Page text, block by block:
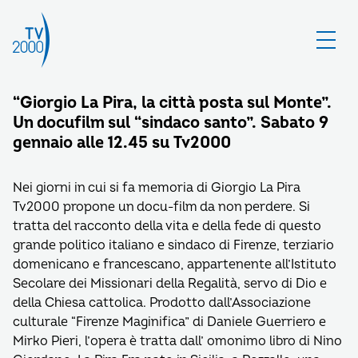
“Giorgio La Pira, la città posta sul Monte”.
Un docufilm sul “sindaco santo”. Sabato 9
gennaio alle 12.45 su Tv2000
Nei giorni in cui si fa memoria di Giorgio La Pira
Tv2000 propone un docu-film da non perdere. Si
tratta del racconto della vita e della fede di questo
grande politico italiano e sindaco di Firenze, terziario
domenicano e francescano, appartenente all’Istituto
Secolare dei Missionari della Regalità, servo di Dio e
della Chiesa cattolica. Prodotto dall’Associazione
culturale “Firenze Maginifica” di Daniele Guerriero e
Mirko Pieri, l’opera è tratta dall’ omonimo libro di Nino